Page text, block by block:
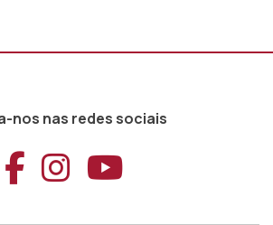
nos nas redes sociais
Aceder ao
Aceder ao
Aceder